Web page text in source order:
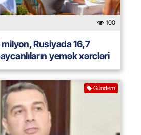
100
Rusiyada 16,7
yemək xərcləri
Gündəm